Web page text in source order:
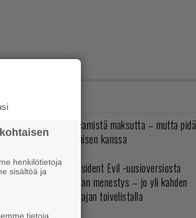
Loistopeli Steamistä maksutta – mutta pidä
kiirettä lataamisen kanssa
Tulevasta Resident Evil -uusioversiosta
näyttäisi tulevan menestys – jo yli kahden
miljoonan pelaajan toivelistalla
henkilötietoja
sisältöä ja
tietoja